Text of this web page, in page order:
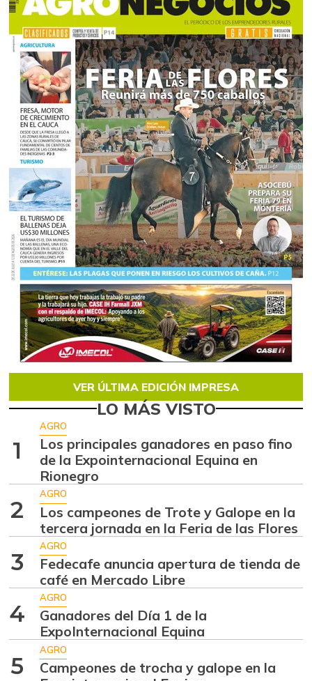
VER ÚLTIMA EDICIÓN IMPRESA
LO MÁS VISTO
1
AGRO
Los principales ganadores en paso fino
de la Expointernacional Equina en
Rionegro
2
AGRO
Los campeones de Trote y Galope en la
tercera jornada en la Feria de las Flores
3
AGRO
Fedecafe anuncia apertura de tienda de
café en Mercado Libre
4
AGRO
Ganadores del Día 1 de la
ExpoInternacional Equina
5
AGRO
Campeones de trocha y galope en la